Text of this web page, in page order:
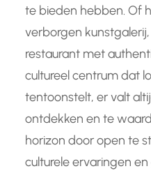
te bieden hebben. Of
verborgen
restaurant met
cultureel centrum dat
tentoonstelt, er valt
ontdekken en te
horizon door open te
culturele ervaringen